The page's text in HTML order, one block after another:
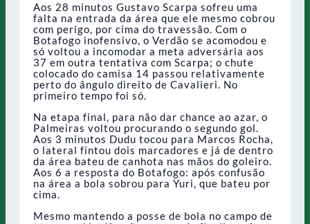
Aos 28 minutos Gustavo Scarpa sofreu uma
falta na entrada da área que ele mesmo cobrou
com perigo, por cima do travessão. Com o
Botafogo inofensivo, o Verdão se acomodou e
só voltou a incomodar a meta adversária aos
37 em outra tentativa com Scarpa; o chute
colocado do camisa 14 passou relativamente
perto do ângulo direito de Cavalieri. No
primeiro tempo foi só.
Na etapa final, para não dar chance ao azar, o
Palmeiras voltou procurando o segundo gol.
Aos 3 minutos Dudu tocou para Marcos Rocha,
o lateral fintou dois marcadores e já de dentro
da área bateu de canhota nas mãos do goleiro.
Aos 6 a resposta do Botafogo: após confusão
na área a bola sobrou para Yuri, que bateu por
cima.
Mesmo mantendo a posse de bola no campo de